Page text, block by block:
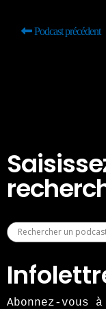
Podcast précédent
Abonnez-